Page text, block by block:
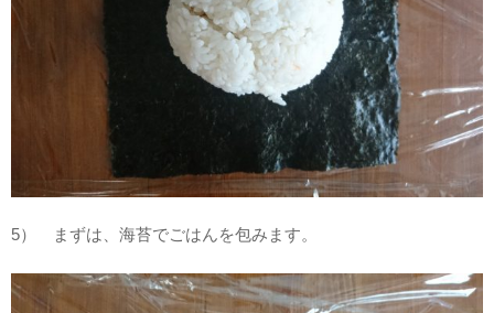
5） まずは、海苔でごはんを包みます。